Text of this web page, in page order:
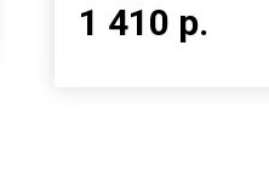
1 410 р.